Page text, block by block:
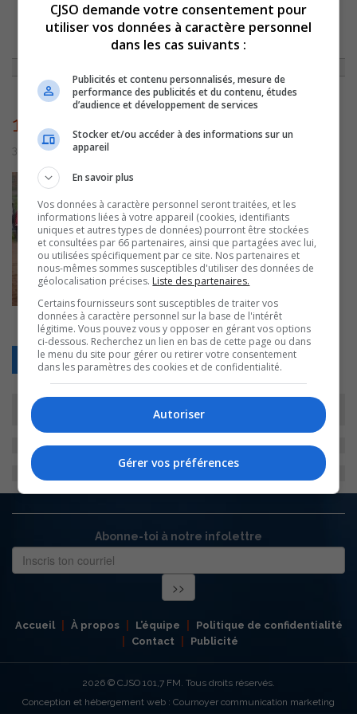
ACCUEIL»ENTREVUES » LES MARLINS ET LES SURVENANTS FONT UN
PREMIER BILAN DE SAISON DE BASEBALL»11182
11182
3 août 2016 | Par Équipe CJSO
Retour
Abonne-toi à notre infolettre
Accueil À propos L’équipe
Politique de confidentialité
Contact
Publicité
2026 © CJSO 101,7 FM. Tous droits réservés.
Conception et hébergement web : Cournoyer communication marketing
CJSO demande votre consentement pour
utiliser vos données à caractère personnel
dans les cas suivants :
Publicités et contenu personnalisés, mesure de
performance des publicités et du contenu, études
d’audience et développement de services
Stocker et/ou accéder à des informations sur un
appareil
En savoir plus
Vos données à caractère personnel seront traitées, et les
informations liées à votre appareil (cookies, identifiants
uniques et autres types de données) pourront être stockées
et consultées par 66 partenaires, ainsi que partagées avec lui,
ou utilisées spécifiquement par ce site. Nos partenaires et
nous-mêmes sommes susceptibles d'utiliser des données de
géolocalisation précises. Liste des partenaires.
Certains fournisseurs sont susceptibles de traiter vos
données à caractère personnel sur la base de l'intérêt
légitime. Vous pouvez vous y opposer en gérant vos options
ci-dessous. Recherchez un lien en bas de cette page ou dans
le menu du site pour gérer ou retirer votre consentement
dans les paramètres des cookies et de confidentialité.
Autoriser
Gérer vos préférences